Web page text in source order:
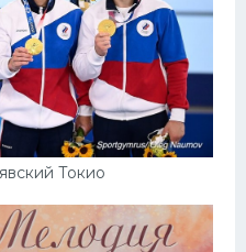
Токио